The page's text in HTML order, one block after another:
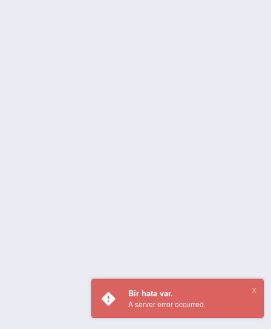
Bir hata var.
A server error occurred.